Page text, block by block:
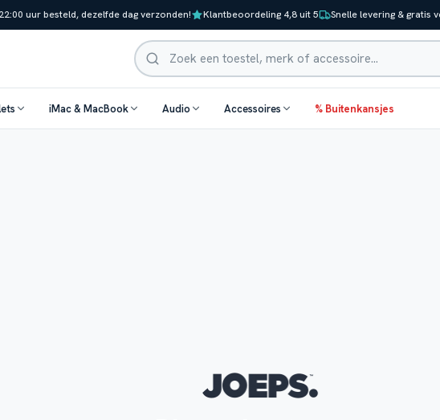
uur besteld, dezelfde dag verzonden! Klantbeoordeling 4,8 uit 5 Snelle levering & gratis
Zoeken
iMac & MacBook Audio Accessoires % Buitenkansjes